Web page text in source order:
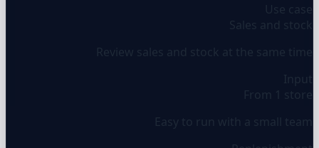
Use case
Sales and stock
Review sales and stock at the same time
Input
From 1 store
Easy to run with a small team